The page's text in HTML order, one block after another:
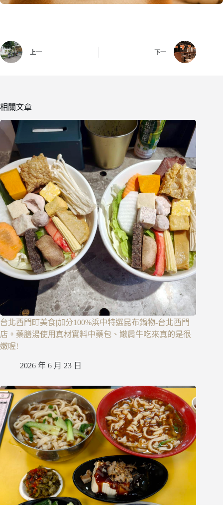
上一 下一
相關文章
台北西門町美食|加分100%浜中特選昆布鍋物-台北西門
店。藥膳湯使用真材實料中藥包、嫩肩牛吃來真的是很
嫩喔!
2026 年 6 月 23 日